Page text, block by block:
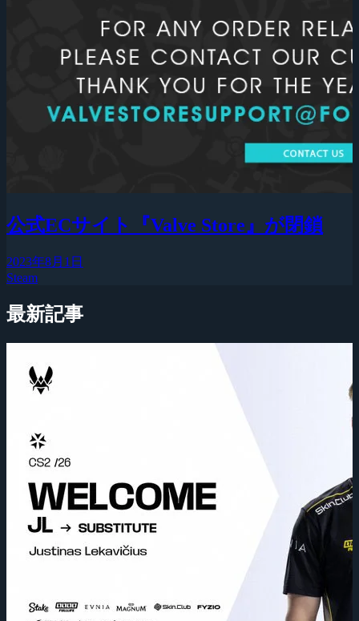
公式ECサイト『Valve Store』が閉鎖
2023年8月1日
Steam
最新記事